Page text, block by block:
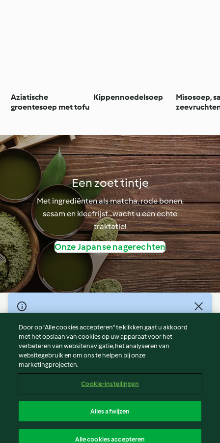
Aziatische
groentesoep met tofu
Kippennoedelsoep
Misosoep,
Een zoet tintje
Met ingrediënten als matcha, rode bonen,
sesam en kleefrijst...wacht u een echte
traktatie!
Onze Japanse nagerechten
© Copyright 2026
Gebruiksvoorwaarden
Privacybeleid
Disclaimer
Colofon
Verslag Inhoud
Toegankelijkheidsverklaring
Door op “Alle cookies accepteren” te klikken gaat u akkoord
met het opslaan van cookies op uw apparaat voor het
verbeteren van websitenavigatie, het analyseren van
websitegebruik en om ons te helpen bij onze
marketingprojecten.
Cookie-instellingen
Alles afwijzen
Alle cookies accepteren